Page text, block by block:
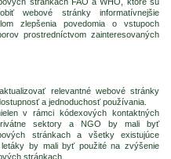
webové stránky informatívnejšie
zlepšenia povedomia o vstupoch
prostredníctvom zainteresovaných
relevantné webové stránky
a jednoduchosť používania.
v rámci kódexových kontaktných
sektory a NGO by mali byť
stránkach a všetky existujúce
by mali byť použité na zvýšenie
stránkach.